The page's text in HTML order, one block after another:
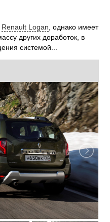
Renault Logan , однако имеет
других доработок, в
системой...